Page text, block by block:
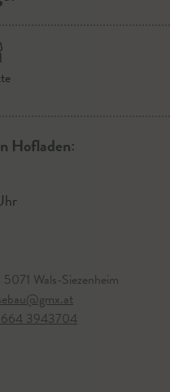
Hofladen:
Wals-Siezenheim
3943704